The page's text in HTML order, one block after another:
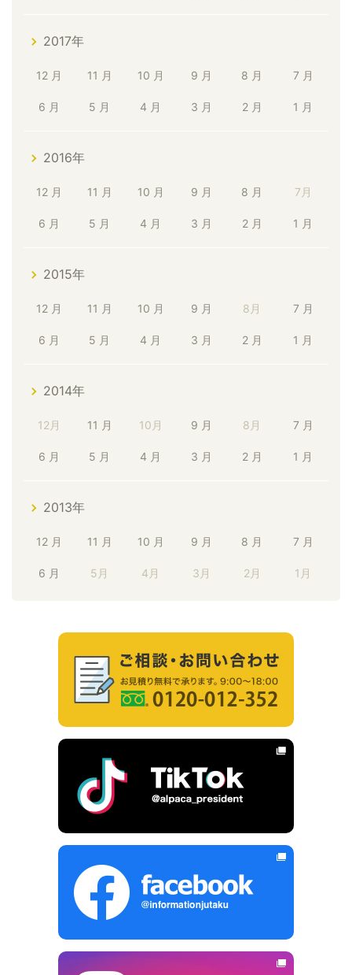
2017年
12 月 11 月 10 月 9 月 8 月 7 月
6 月 5 月 4 月 3 月 2 月 1 月
2016年
12 月 11 月 10 月 9 月 8 月 7月
6 月 5 月 4 月 3 月 2 月 1 月
2015年
12 月 11 月 10 月 9 月 8月 7 月
6 月 5 月 4 月 3 月 2 月 1 月
2014年
12月 11 月 10月 9 月 8月 7 月
6 月 5 月 4 月 3 月 2 月 1 月
2013年
12 月 11 月 10 月 9 月 8 月 7 月
6 月 5月 4月 3月 2月 1月